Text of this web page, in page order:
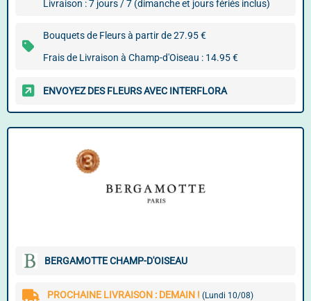
Livraison : 7 jours / 7 (dimanche et jours fériés inclus)
Bouquets de Fleurs à partir de 27.95 €
Frais de Livraison à Champ-d'Oiseau : 14.95 €
ENVOYEZ DES FLEURS AVEC INTERFLORA
BERGAMOTTE CHAMP-D'OISEAU
PROCHAINE LIVRAISON : DEMAIN ! (Lundi 10/08)